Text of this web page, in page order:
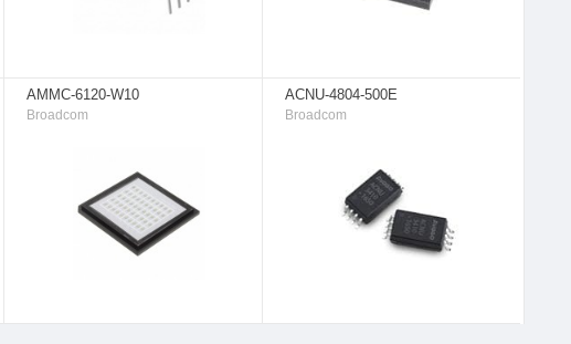
AMMC-6120-W10
Broadcom
ACNU-4804-500E
Broadcom